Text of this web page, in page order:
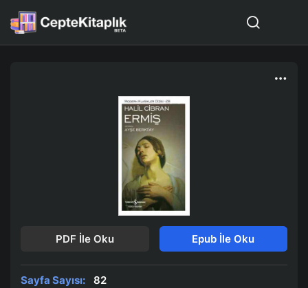
PDF İle Oku Epub İle Oku
Sayfa Sayısı:
82